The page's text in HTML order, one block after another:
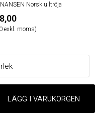
Norsk ulltröja
exkl. moms)